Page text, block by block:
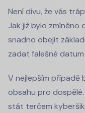
Není divu, že vás
Jak již bylo
snadno obejít
zadat falešné
V nejlepším případě
obsahu pro
stát terčem